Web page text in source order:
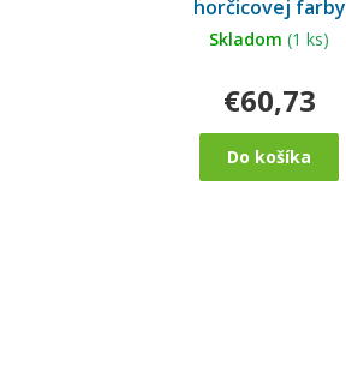
horčicovej farby
Skladom (1 ks)
€60,73
Do košíka